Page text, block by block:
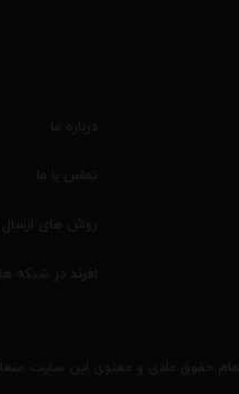
حقوق مادی و معنوی این سایت
درباره ما
تماس با ما
روش های ارسال
افرند در شبکه